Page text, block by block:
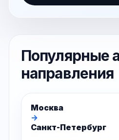
Популярные
направления
Москва
→
Санкт-Петербург